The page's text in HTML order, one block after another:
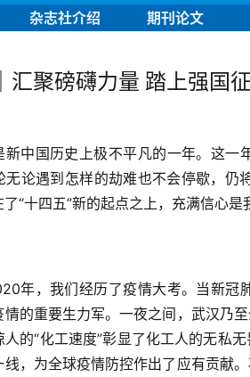
杂志社介绍 期刊论文
汇聚磅礴力量 踏上强国
中国历史上极不平凡的一年。这一
无论遇到怎样的劫难也不会停歇，仍
“十四五”新的起点之上，充满信心
年，我们经历了疫情大考。当新冠
情的重要生力军。一夜之间，武汉乃
的“化工速度”彰显了化工人的无私
线，为全球疫情防控作出了应有贡献